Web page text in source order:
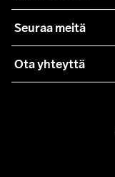
Yhteistyöt
Lehdistö
Käyttöehdot
Asiakaspalvelu
Seuraa meitä
Ota yhteyttä